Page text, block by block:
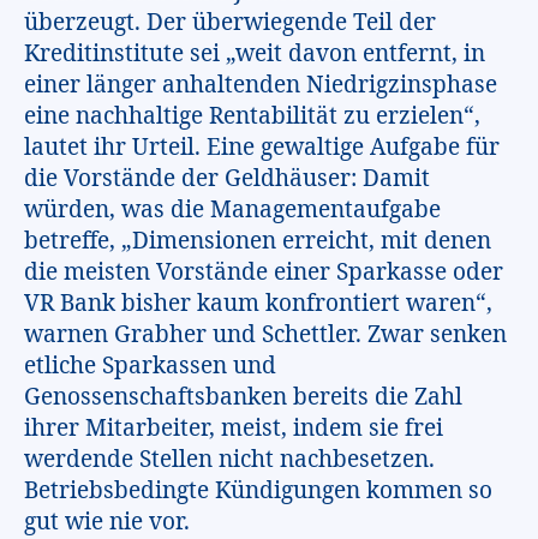
überzeugt. Der überwiegende Teil der
Kreditinstitute sei „weit davon entfernt, in
einer länger anhaltenden Niedrigzinsphase
eine nachhaltige Rentabilität zu erzielen“,
lautet ihr Urteil. Eine gewaltige Aufgabe für
die Vorstände der Geldhäuser: Damit
würden, was die Managementaufgabe
betreffe, „Dimensionen erreicht, mit denen
die meisten Vorstände einer Sparkasse oder
VR Bank bisher kaum konfrontiert waren“,
warnen Grabher und Schettler. Zwar senken
etliche Sparkassen und
Genossenschaftsbanken bereits die Zahl
ihrer Mitarbeiter, meist, indem sie frei
werdende Stellen nicht nachbesetzen.
Betriebsbedingte Kündigungen kommen so
gut wie nie vor.